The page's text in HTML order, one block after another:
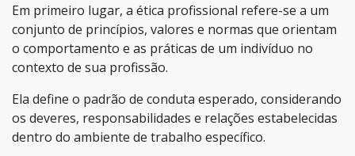
Em primeiro lugar, a ética profissional refere-se a um
conjunto de princípios, valores e normas que orientam
o comportamento e as práticas de um indivíduo no
contexto de sua profissão.
Ela define o padrão de conduta esperado, considerando
os deveres, responsabilidades e relações estabelecidas
dentro do ambiente de trabalho específico.